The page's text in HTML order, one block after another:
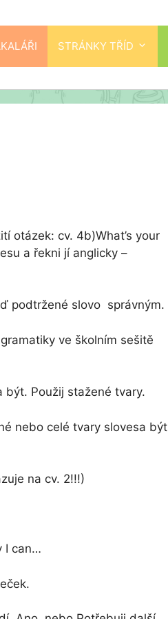
STRÁNKY TŘÍD
otázek: cv. 4b)What’s your
a řekni jí anglicky –
podtržené slovo správným.
ve školním sešitě
být. Použij stažené tvary.
nebo celé tvary slovesa být
na cv. 2!!!)
I can…